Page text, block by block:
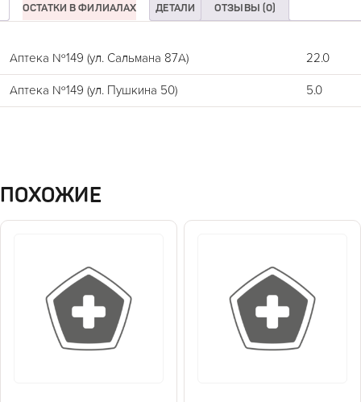
ОСТАТКИ В ФИЛИАЛАХ ДЕТАЛИ ОТЗЫВЫ (0)
Аптека №149 (ул. Сальмана 87А) 22.0
Аптека №149 (ул. Пушкина 50) 5.0
ПОХОЖИЕ